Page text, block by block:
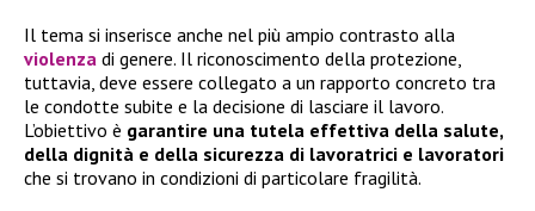
Il tema si inserisce anche nel più ampio contrasto alla
violenza di genere. Il riconoscimento della protezione,
tuttavia, deve essere collegato a un rapporto concreto tra
le condotte subite e la decisione di lasciare il lavoro.
L’obiettivo è garantire una tutela effettiva della salute,
della dignità e della sicurezza di lavoratrici e lavoratori
che si trovano in condizioni di particolare fragilità.